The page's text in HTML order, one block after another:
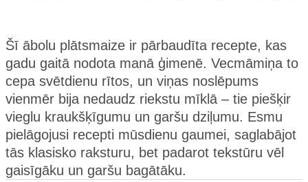
Šī ābolu plātsmaize ir pārbaudīta recepte, kas
gadu gaitā nodota manā ģimenē. Vecmāmiņa to
cepa svētdienu rītos, un viņas noslēpums
vienmēr bija nedaudz riekstu mīklā – tie piešķir
vieglu kraukšķīgumu un garšu dziļumu. Esmu
pielāgojusi recepti mūsdienu gaumei, saglabājot
tās klasisko raksturu, bet padarot tekstūru vēl
gaisīgāku un garšu bagātāku.